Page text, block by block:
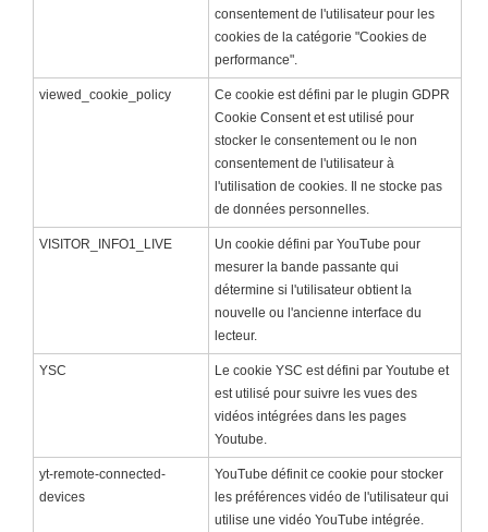
consentement de l'utilisateur pour les
cookies de la catégorie "Cookies de
performance".
viewed_cookie_policy
Ce cookie est défini par le plugin GDPR
Cookie Consent et est utilisé pour
stocker le consentement ou le non
consentement de l'utilisateur à
l'utilisation de cookies. Il ne stocke pas
de données personnelles.
VISITOR_INFO1_LIVE
Un cookie défini par YouTube pour
mesurer la bande passante qui
détermine si l'utilisateur obtient la
nouvelle ou l'ancienne interface du
lecteur.
YSC
Le cookie YSC est défini par Youtube et
est utilisé pour suivre les vues des
vidéos intégrées dans les pages
Youtube.
yt-remote-connected-
devices
YouTube définit ce cookie pour stocker
les préférences vidéo de l'utilisateur qui
utilise une vidéo YouTube intégrée.